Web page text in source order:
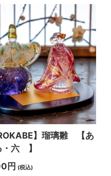
】瑠璃雛 【あ
・六 】
円 (税込)